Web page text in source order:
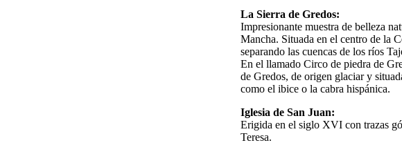
La Sierra de Gredos:
Impresionante muestra de belleza
Mancha. Situada en el centro de la
separando las cuencas de los ríos
En el llamado Circo de piedra de
de Gredos, de origen glaciar y
como el ibice o la cabra hispánica.
Iglesia de San Juan:
Erigida en el siglo XVI con trazas
Teresa.